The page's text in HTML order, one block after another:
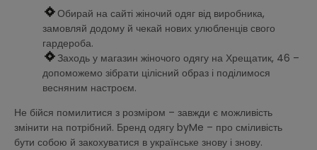
Обирай на сайті жіночий одяг від виробника,
замовляй додому й чекай нових улюбленців свого
гардероба.
Заходь у магазин жіночого одягу на Хрещатик, 46 –
допоможемо зібрати цілісний образ і поділимося
весняним настроєм.
Не бійся помилитися з розміром – завжди є можливість
змінити на потрібний. Бренд одягу byMe – про сміливість
бути собою й закохуватися в українське знову і знову.